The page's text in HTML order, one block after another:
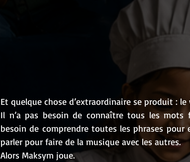
Et quelque chose d’extraordinaire se produit :
Il n’a pas besoin de connaître tous les mots
besoin de comprendre toutes les phrases pour
parler pour faire de la musique avec les autres.
Alors Maksym joue.